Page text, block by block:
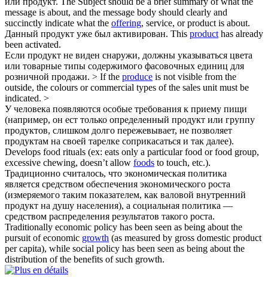
message is about, and the message body should clearly and
succinctly indicate what the offering, service, or product is about.
Данный продукт уже был активирован. This producthas already
been activated.
Если продукт не виден снаружи, должны указываться цвета
или товарные типы содержимого фасовочных единиц для
розничной продажи. > If the produce is not visible from the
outside, the colours or commercial types of the sales unit must be
indicated. >
У человека появляются особые требования к приему пищи
(например, он ест только определенный продукт или группу
продуктов, слишком долго пережевывает, не позволяет
продуктам на своей тарелке соприкасаться и так далее).
Develops food rituals (ex: eats only a particular food or food group,
excessive chewing, doesn’t allow foods to touch, etc.).
Традиционно считалось, что экономическая политика
является средством обеспечения экономического роста
(измеряемого таким показателем, как валовой внутренний
продукт на душу населения), а социальная политика —
средством распределения результатов такого роста.
Traditionally economic policy has been seen as being about the
pursuit of economic growth (as measured by gross domestic product
per capita), while social policy has been seen as being about the
distribution of the benefits of such growth.